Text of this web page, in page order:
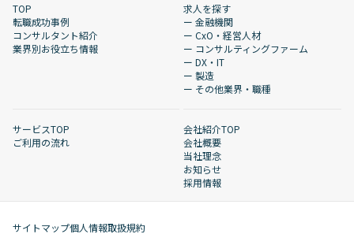
TOP
転職成功事例
コンサルタント紹介
業界別お役立ち情報
求人を探す
ー 金融機関
ー CxO・経営人材
ー コンサルティングファーム
ー DX・IT
ー 製造
ー その他業界・職種
サービスTOP
ご利用の流れ
会社紹介TOP
会社概要
当社理念
お知らせ
採用情報
サイトマップ個人情報取扱規約